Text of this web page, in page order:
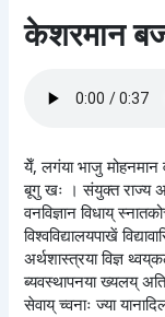
केशरमान
येँ, लगंया भाजु
बूगु खः । संयुक्त राज्य
वनविज्ञान विधाय्
विश्वविद्यालयपाखें
अर्थशास्त्रया विज्ञ
ब्यवस्थापनया ख्यलय्
सेवाय् च्वनाः ज्या